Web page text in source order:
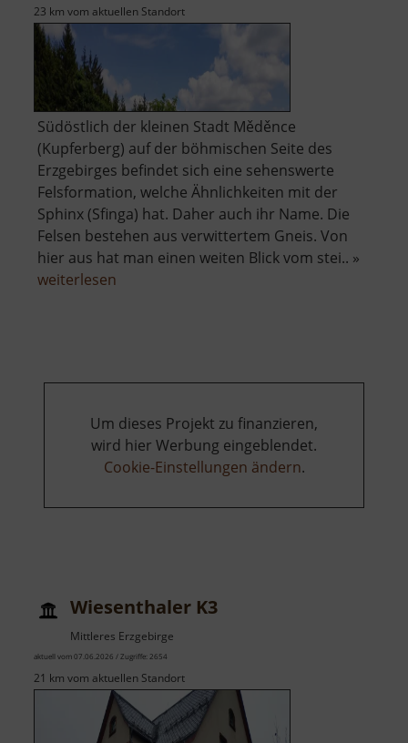
23 km vom aktuellen Standort
Südöstlich der kleinen Stadt Měděnce
(Kupferberg) auf der böhmischen Seite des
Erzgebirges befindet sich eine sehenswerte
Felsformation, welche Ähnlichkeiten mit der
Sphinx (Sfinga) hat. Daher auch ihr Name. Die
Felsen bestehen aus verwittertem Gneis. Von
hier aus hat man einen weiten Blick vom stei.. »
weiterlesen
Um dieses Projekt zu finanzieren,
wird hier Werbung eingeblendet.
Cookie-Einstellungen ändern.
Wiesenthaler K3
Mittleres Erzgebirge
aktuell vom 07.06.2026 / Zugriffe: 2654
21 km vom aktuellen Standort